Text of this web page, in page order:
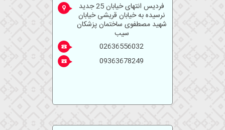
فردیس انتهای خیابان 25 جدید
نرسیده به خیابان قریشی خیابان
شهید مصطفوی ساختمان پزشکان
سیب
02636556032
09363678249